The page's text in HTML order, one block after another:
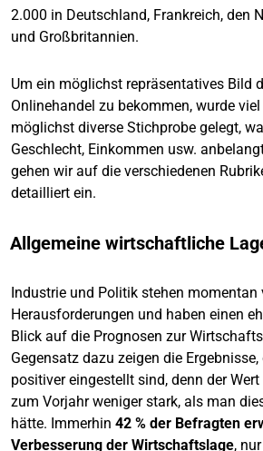
2.000 in Deutschland, Frankreich, den
und Großbritannien.
Um ein möglichst repräsentatives Bild
Onlinehandel zu bekommen, wurde
möglichst diverse Stichprobe gelegt,
Geschlecht, Einkommen usw.
gehen wir auf die verschiedenen
detailliert ein.
Allgemeine wirtschaftliche
Industrie und Politik stehen momentan
Herausforderungen und haben einen
Blick auf die Prognosen zur
Gegensatz dazu zeigen die
positiver eingestellt sind, denn der
zum Vorjahr weniger stark, als man
hätte. Immerhin 42 % der Befragten
Verbesserung der Wirtschaftslage,